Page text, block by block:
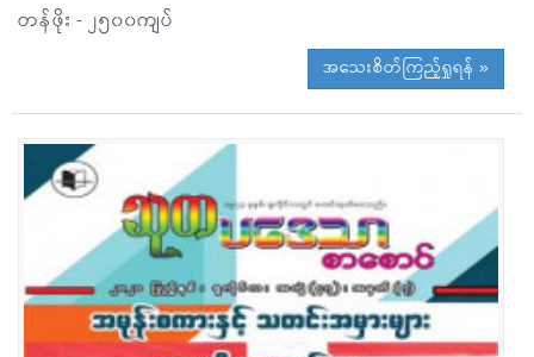
တန်ဖိုး - ၂၅၀၀ကျပ်
အသေးစိတ်ကြည့်ရှုရန် »